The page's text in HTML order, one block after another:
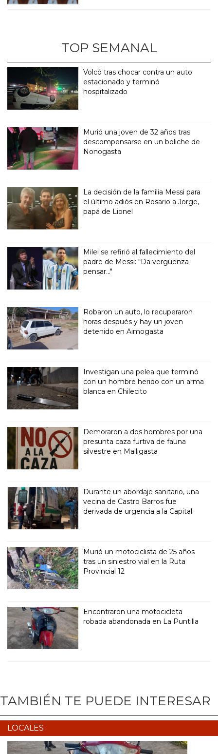
TOP SEMANAL
Volcó tras chocar contra un auto
estacionado y terminó
hospitalizado
Murió una joven de 32 años tras
descompensarse en un boliche de
Nonogasta
La decisión de la familia Messi para
el último adiós en Rosario a Jorge,
papá de Lionel
Milei se refirió al fallecimiento del
padre de Messi: “Da vergüenza
pensar..."
Robaron un auto, lo recuperaron
horas después y hay un joven
detenido en Aimogasta
Investigan una pelea que terminó
con un hombre herido con un arma
blanca en Chilecito
Demoraron a dos hombres por una
presunta caza furtiva de fauna
silvestre en Malligasta
Durante un abordaje sanitario, una
vecina de Castro Barros fue
derivada de urgencia a la Capital
Murió un motociclista de 25 años
tras un siniestro vial en la Ruta
Provincial 12
Encontraron una motocicleta
robada abandonada en La Puntilla
TAMBIÉN TE PUEDE INTERESAR
LOCALES